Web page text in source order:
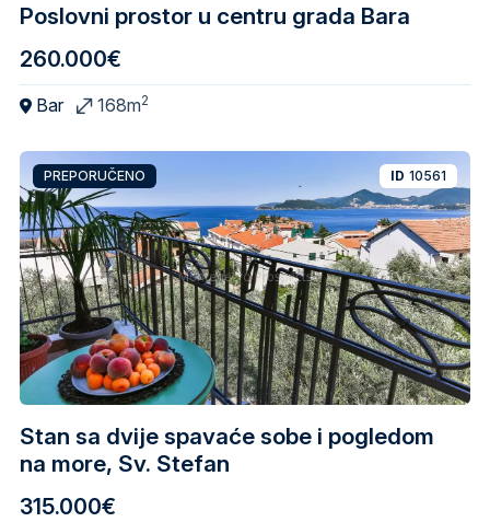
Poslovni prostor u centru grada Bara
260.000€
Bar 168m2
Stan sa dvije spavaće sobe i pogledom
na more, Sv. Stefan
PREPORUČENO ID 10561
315.000€